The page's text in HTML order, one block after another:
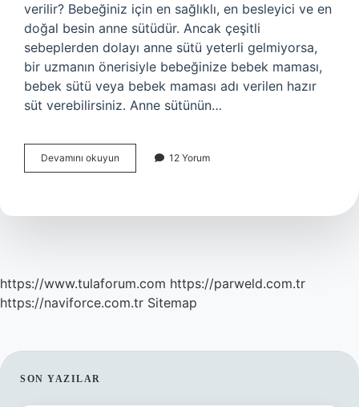
verilir? Bebeğiniz için en sağlıklı, en besleyici ve en
doğal besin anne sütüdür. Ancak çeşitli
sebeplerden dolayı anne sütü yeterli gelmiyorsa,
bir uzmanın önerisiyle bebeğinize bebek maması,
bebek sütü veya bebek maması adı verilen hazır
süt verebilirsiniz. Anne sütünün…
Devamını okuyun
Sütüm
Yapmalıyım
12 Yorum
https://www.tulaforum.com https://parweld.com.tr
https://naviforce.com.tr Sitemap
SIDEBAR
SON YAZILAR